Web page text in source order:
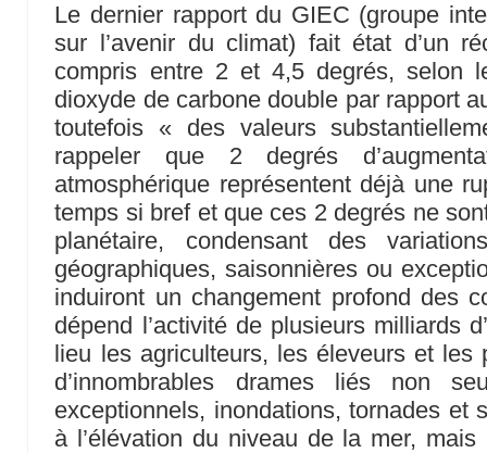
Le dernier rapport du GIEC (groupe
sur l’avenir du climat) fait état d’un
compris entre 2 et 4,5 degrés, selon
dioxyde de carbone double par rapport
toutefois « des valeurs
rappeler que 2 degrés
atmosphérique représentent déjà une
temps si bref et que ces 2 degrés ne
planétaire, condensant des
géographiques, saisonnières ou
induiront un changement profond des
dépend l’activité de plusieurs milliards
lieu les agriculteurs, les éleveurs et les
d’innombrables drames liés non
exceptionnels, inondations, tornades et
à l’élévation du niveau de la mer,